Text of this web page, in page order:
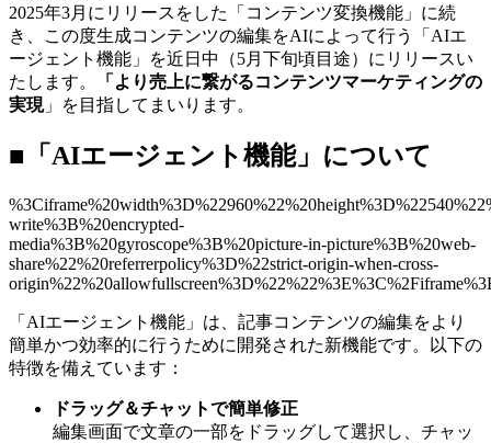
2025年3月にリリースをした「コンテンツ変換機能」に続
き、この度生成コンテンツの編集をAIによって行う「AIエ
ージェント機能」を近日中（5月下旬頃目途）にリリースい
たします。
「より売上に繋がるコンテンツマーケティングの
実現」を目指してまいります。
■「AIエージェント機能」について
write%3B%20encrypted-
media%3B%20gyroscope%3B%20picture-in-picture%3B%20web-
share%22%20referrerpolicy%3D%22strict-origin-when-cross-
「AIエージェント機能」は、記事コンテンツの編集をより
簡単かつ効率的に行うために開発された新機能です。以下の
特徴を備えています：
ドラッグ＆チャットで簡単修正
編集画面で文章の一部をドラッグして選択し、チャッ